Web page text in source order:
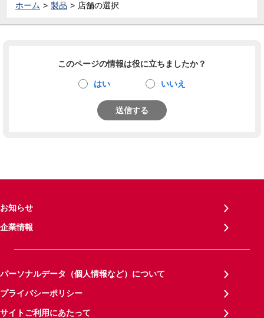
ホーム 製品 店舗の選択
このページの情報は役に立ちましたか？
はい いいえ
送信する
お知らせ
企業情報
パーソナルデータ（個人情報など）について
プライバシーポリシー
サイトご利用にあたって